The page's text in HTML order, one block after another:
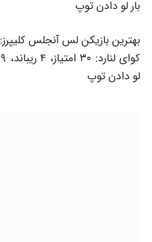
بار لو دادن توپ
بهترین بازیکن لس آنجلس کلیپرز:
لو دادن توپ